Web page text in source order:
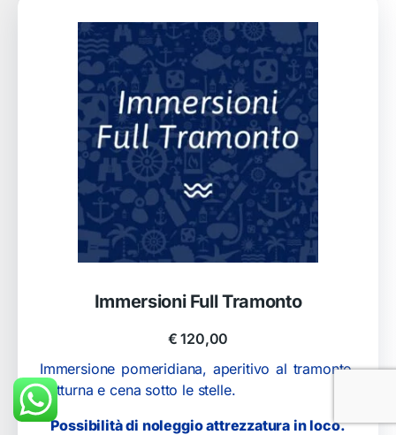
Immersioni Full Tramonto
€ 120,00
Immersione pomeridiana, aperitivo al tramonto,
notturna e cena sotto le stelle.
Possibilità di noleggio attrezzatura in loco.